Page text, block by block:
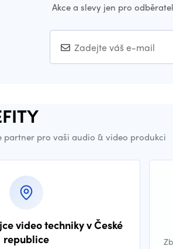
Akce a slevy jen pro
partner pro vaši audio & video produkci
video techniky v České
republice